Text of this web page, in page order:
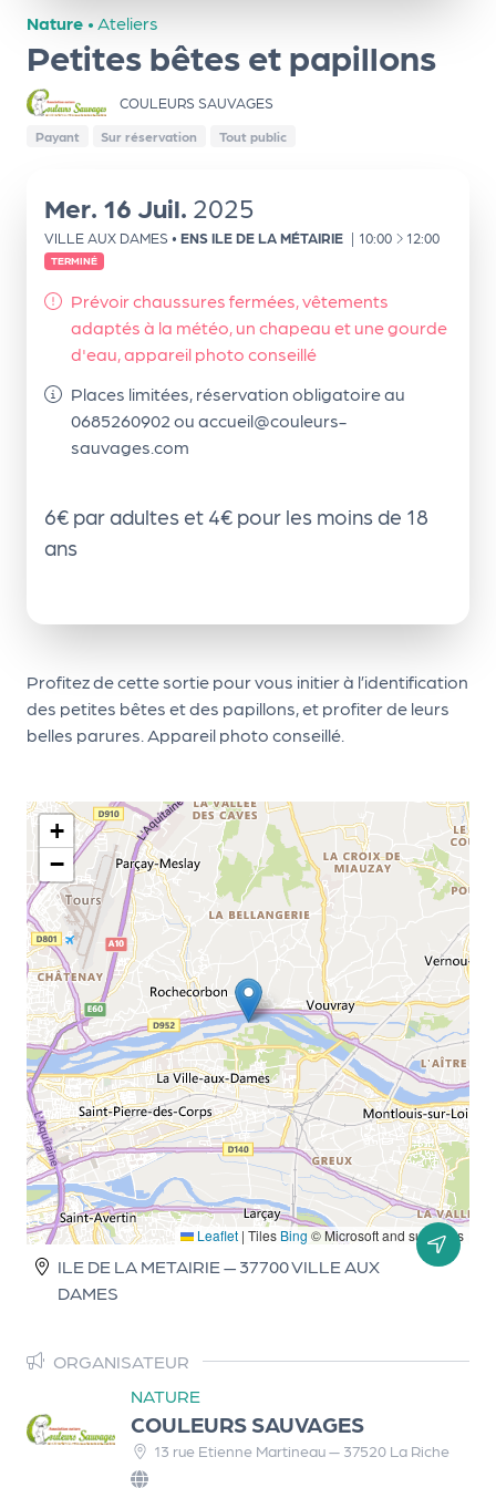
Nature • Ateliers
Petites bêtes et papillons
COULEURS SAUVAGES
Payant Sur réservation Tout public
Mer. 16 Juil. 2025
VILLE AUX DAMES • ENS ILE DE LA MÉTAIRIE | 10:00 À
12:00
TERMINÉ
Prévoir chaussures fermées, vêtements
adaptés à la météo, un chapeau et une gourde
d'eau, appareil photo conseillé
Places limitées, réservation obligatoire au
0685260902 ou accueil@couleurs-
sauvages.com
6€ par adultes et 4€ pour les moins de 18
ans
Profitez de cette sortie pour vous initier à l’identification
des petites bêtes et des papillons, et profiter de leurs
belles parures. Appareil photo conseillé.
+
−
Leaflet | Tiles Bing © Microsoft and suppliers
ILE DE LA METAIRIE — 37700 VILLE AUX
DAMES
ORGANISATEUR
NATURE
COULEURS SAUVAGES
13 rue Etienne Martineau — 37520 La Riche
ns
PR
O
G!
O
G!
Le
Ma
g
Sui
vr
e
le
PR
os
se
rvi
ce
s
L
e
k
it
d
e
l'
o
r
g
a
n
s
a
t
e